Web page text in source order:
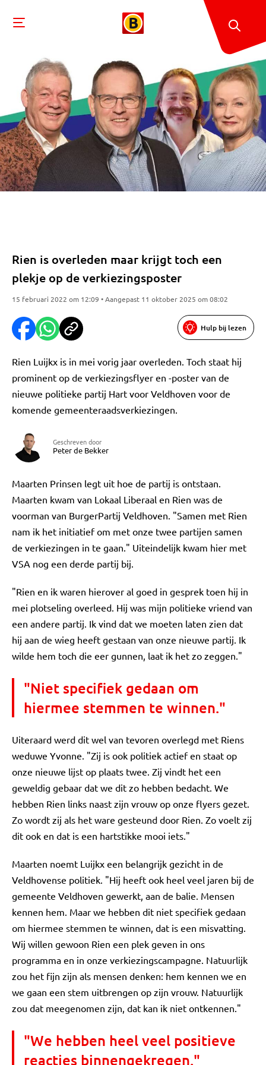
Rien is overleden maar krijgt toch een
plekje op de verkiezingsposter
15 februari 2022 om 12:09 • Aangepast 11 oktober 2025 om 08:02
Hulp bij lezen
Rien Luijkx is in mei vorig jaar overleden. Toch staat hij
prominent op de verkiezingsflyer en -poster van de
nieuwe politieke partij Hart voor Veldhoven voor de
komende gemeenteraadsverkiezingen.
Geschreven door
Peter de Bekker
Maarten Prinsen legt uit hoe de partij is ontstaan.
Maarten kwam van Lokaal Liberaal en Rien was de
voorman van BurgerPartij Veldhoven. "Samen met Rien
nam ik het initiatief om met onze twee partijen samen
de verkiezingen in te gaan." Uiteindelijk kwam hier met
VSA nog een derde partij bij.
"Rien en ik waren hierover al goed in gesprek toen hij in
mei plotseling overleed. Hij was mijn politieke vriend van
een andere partij. Ik vind dat we moeten laten zien dat
hij aan de wieg heeft gestaan van onze nieuwe partij. Ik
wilde hem toch die eer gunnen, laat ik het zo zeggen."
"Niet specifiek gedaan om
hiermee stemmen te winnen."
Uiteraard werd dit wel van tevoren overlegd met Riens
weduwe Yvonne. "Zij is ook politiek actief en staat op
onze nieuwe lijst op plaats twee. Zij vindt het een
geweldig gebaar dat we dit zo hebben bedacht. We
hebben Rien links naast zijn vrouw op onze flyers gezet.
Zo wordt zij als het ware gesteund door Rien. Zo voelt zij
dit ook en dat is een hartstikke mooi iets."
Maarten noemt Luijkx een belangrijk gezicht in de
Veldhovense politiek. "Hij heeft ook heel veel jaren bij de
gemeente Veldhoven gewerkt, aan de balie. Mensen
kennen hem. Maar we hebben dit niet specifiek gedaan
om hiermee stemmen te winnen, dat is een misvatting.
Wij willen gewoon Rien een plek geven in ons
programma en in onze verkiezingscampagne. Natuurlijk
zou het fijn zijn als mensen denken: hem kennen we en
we gaan een stem uitbrengen op zijn vrouw. Natuurlijk
zou dat meegenomen zijn, dat kan ik niet ontkennen."
"We hebben heel veel positieve
reacties binnengekregen."